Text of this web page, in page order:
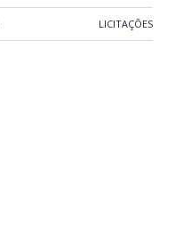
LICITAÇÕES